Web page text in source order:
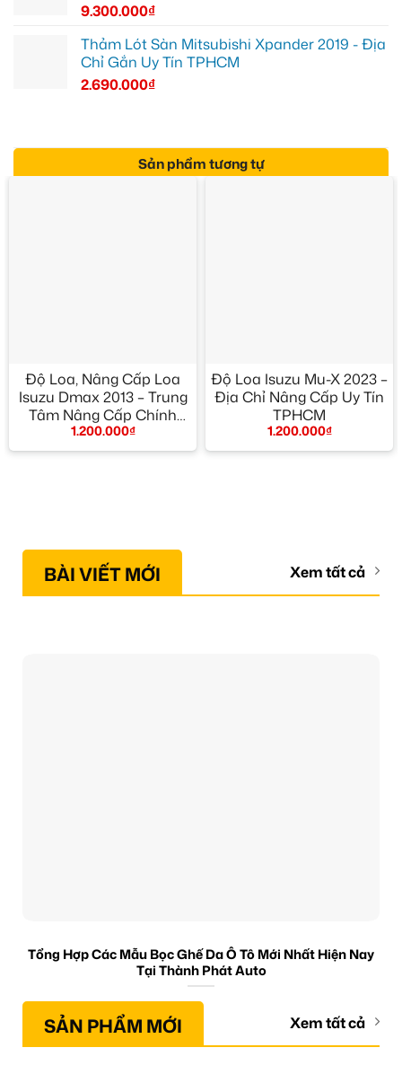
9.300.000₫
Thảm Lót Sàn Mitsubishi Xpander 2019 - Địa
Chỉ Gắn Uy Tín TPHCM
2.690.000₫
Sản phẩm tương tự
Độ Loa, Nâng Cấp Loa
Isuzu Dmax 2013 – Trung
Tâm Nâng Cấp Chính
Hãng TPHCM
1.200.000₫
Độ Loa Isuzu Mu-X 2023 –
Địa Chỉ Nâng Cấp Uy Tín
TPHCM
1.200.000₫
BÀI VIẾT MỚI Xem tất cả
Tổng Hợp Các Mẫu Bọc Ghế Da Ô Tô Mới Nhất Hiện Nay
Tại Thành Phát Auto
SẢN PHẨM MỚI Xem tất cả